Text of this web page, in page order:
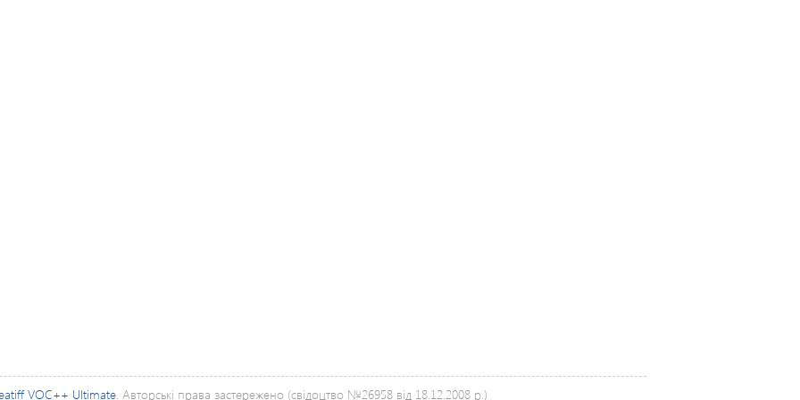
VOC++ Ultimate. Авторські права застережено (свідоцтво №26958 від 18.12.2008 р.)